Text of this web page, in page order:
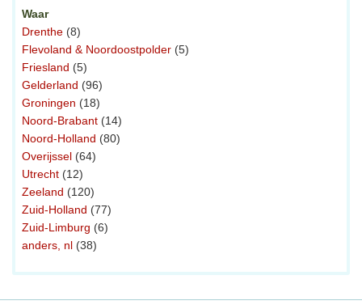
Waar
Drenthe (8)
Flevoland & Noordoostpolder (5)
Friesland (5)
Gelderland (96)
Groningen (18)
Noord-Brabant (14)
Noord-Holland (80)
Overijssel (64)
Utrecht (12)
Zeeland (120)
Zuid-Holland (77)
Zuid-Limburg (6)
anders, nl (38)